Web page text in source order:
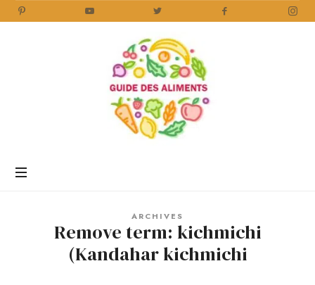
Aliments
ARCHIVES
Remove term: kichmichi
(Kandahar kichmichi